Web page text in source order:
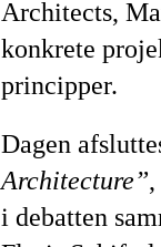
Architects,
konkrete
principper.
Dagen
Architecture”
i debatten